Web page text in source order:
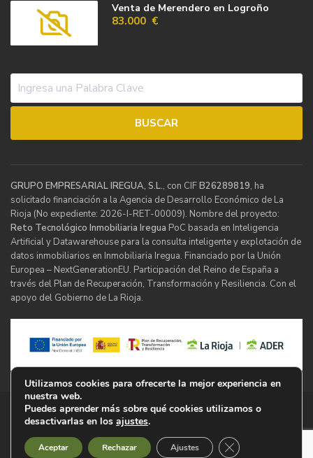
Venta de Merendero en Logroño
83.000 €
GRUPO EMPRESARIAL IREGUA, S.L., con CIFB26289819, ha
solicitado financiación a la Agencia de Desarrollo Económico de La
Rioja (No expediente: 2026-I-RET-00009). Nombre del proyecto:
Reto Tecnológico Inmobiliaria Iregua PoC basada en Inteligencia
Artificial y Datawarehouse para la consulta inteligente y explotación de
datos inmobiliarios en Inmobiliaria Iregua. Financiado por la Unión
Europea – NextGenerationEU. Participación del Reino de España a
través del Plan de Recuperación, Transformación y Resiliencia. Con el
apoyo del Gobierno de La Rioja.
© Inmobiliaria Iregua
Aviso Legal Política de Privacidad Cookies
Utilizamos cookies para ofrecerte la mejor experiencia en
nuestra web.
Puedes aprender más sobre qué cookies utilizamos o
desactivarlas en los ajustes.
Aceptar Rechazar Ajustes Cerrar el banner